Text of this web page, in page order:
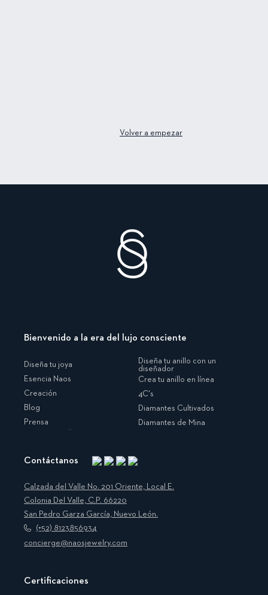
Volver a empezar
Bienvenido a la era del lujo consciente
Diseña tu joya
Esencia Naos
Creación
Blog
Prensa
Diseña tu anillo con un
diseñador
Crea tu anillo en línea
4C's
Diamantes Cultivados
Diamantes de Mina
Contáctanos
Instagram
Facebook
Translation
missing:
es.general.social.links.linkedin
Pinterest
Calzada del Valle No. 201 Oriente, Local E.
Colonia Del Valle, C.P. 66220
San Pedro Garza García, Nuevo León.
(+52) 8123856934
concierge@naosjewelry.com
Certificaciones